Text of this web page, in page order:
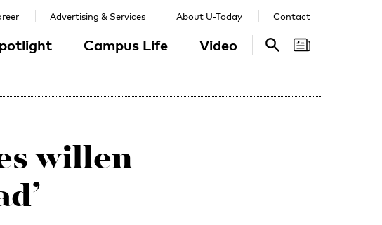
Campus Life Video
Advertising & Services About U-Today Contact
Search
willen